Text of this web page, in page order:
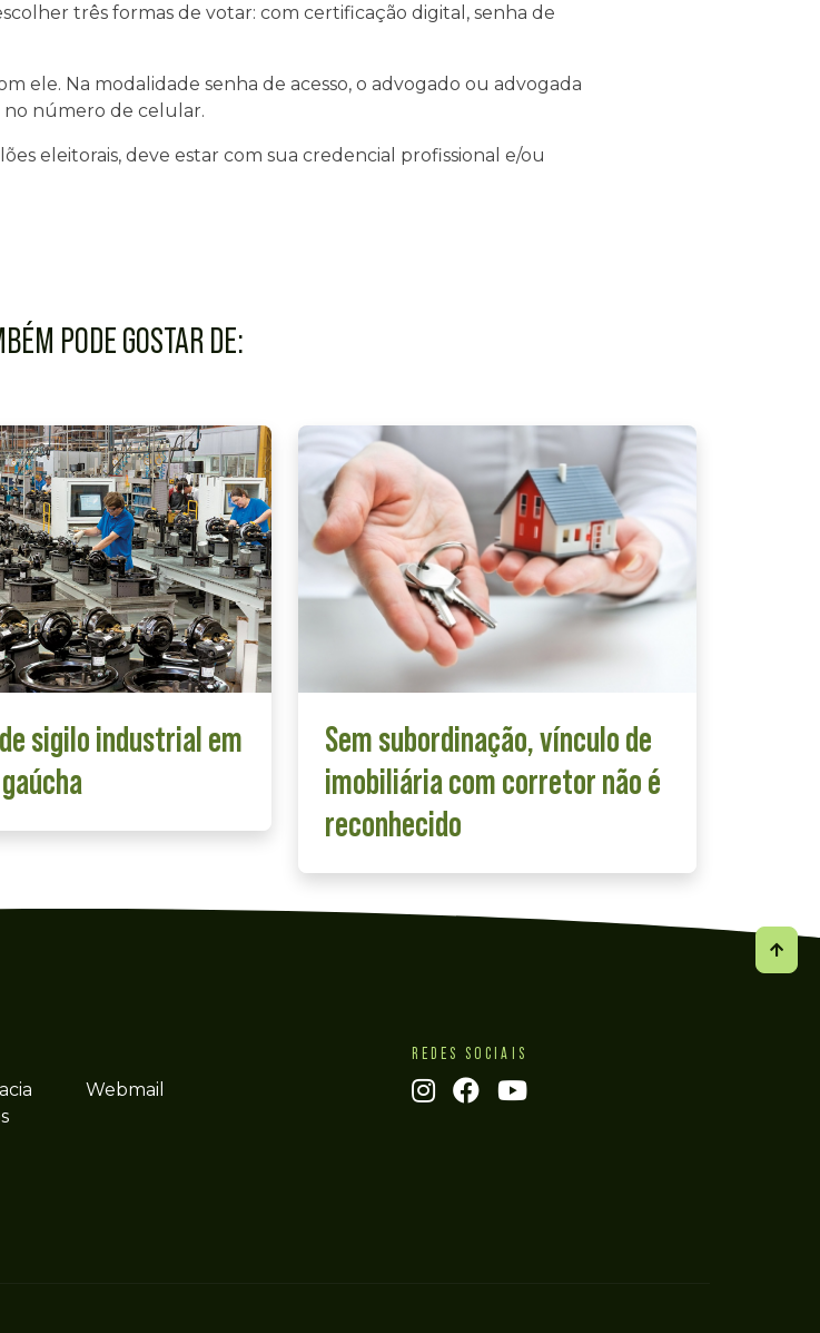
três formas de votar: com certificação digital, senha de
ele. Na modalidade senha de acesso, o advogado ou advogada
no número de celular.
eleitorais, deve estar com sua credencial profissional e/ou
PODE GOSTAR DE:
sigilo industrial em
Sem subordinação, vínculo de
imobiliária com corretor não é
reconhecido
Webmail
REDES SOCIAIS